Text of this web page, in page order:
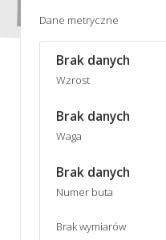
Dane metryczne
Brak danych
Wzrost
Brak danych
Waga
Brak danych
Numer buta
Brak wymiarów